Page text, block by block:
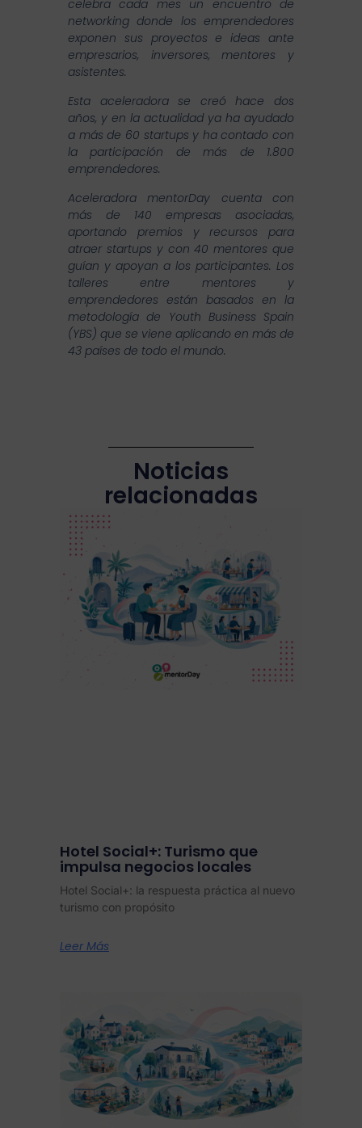
celebra cada mes un encuentro de
networking donde los emprendedores
exponen sus proyectos e ideas ante
empresarios, inversores, mentores y
asistentes.
Esta aceleradora se creó hace dos
años, y en la actualidad ya ha ayudado
a más de 60 startups y ha contado con
la participación de más de 1.800
emprendedores.
Aceleradora mentorDay cuenta con
más de 140 empresas asociadas,
aportando premios y recursos para
atraer startups y con 40 mentores que
guían y apoyan a los participantes. Los
talleres entre mentores y
emprendedores están basados en la
metodología de Youth Business Spain
(YBS) que se viene aplicando en más de
43 países de todo el mundo.
Noticias
relacionadas
Hotel Social+: Turismo que
impulsa negocios locales
Hotel Social+: la respuesta práctica al nuevo
turismo con propósito
Leer Más